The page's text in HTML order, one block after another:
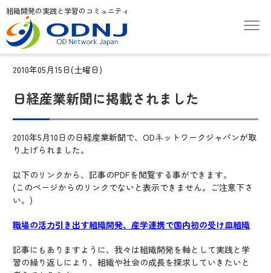
組織開発の実践と学習のコミュニティ
2010年05月15日(土曜日)
日経産業新聞に掲載されました
2010年5月10日の日経産業新聞で、ODネットワークジャパンが取
り上げられました。
以下のリンクから、記事のPDFを閲覧する事ができます。
(このページからのリンクでないと表示できません。ご注意下さ
い。)
職場の活力引き出す組織開発、産学連携で国内初の受け皿組織
記事にもありますように、我々は組織開発を軸として実践と学
習の繰り返しにより、組織や社会の成長を探求していきたいと